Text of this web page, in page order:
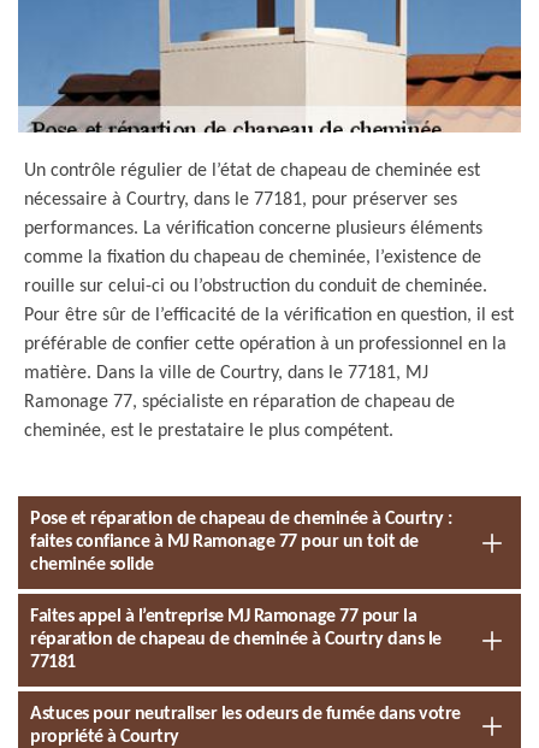
Un contrôle régulier de l’état de chapeau de cheminée est
nécessaire à Courtry, dans le 77181, pour préserver ses
performances. La vérification concerne plusieurs éléments
comme la fixation du chapeau de cheminée, l’existence de
rouille sur celui-ci ou l’obstruction du conduit de cheminée.
Pour être sûr de l’efficacité de la vérification en question, il est
préférable de confier cette opération à un professionnel en la
matière. Dans la ville de Courtry, dans le 77181, MJ
Ramonage 77, spécialiste en réparation de chapeau de
cheminée, est le prestataire le plus compétent.
Pose et réparation de chapeau de cheminée à Courtry :
faites confiance à MJ Ramonage 77 pour un toit de
cheminée solide
Faites appel à l’entreprise MJ Ramonage 77 pour la
réparation de chapeau de cheminée à Courtry dans le
77181
Astuces pour neutraliser les odeurs de fumée dans votre
propriété à Courtry